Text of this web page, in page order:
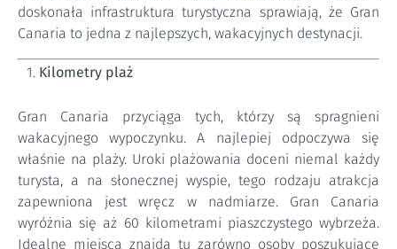
doskonała infrastruktura turystyczna sprawiają, że Gran
Canaria to jedna z najlepszych, wakacyjnych destynacji.
Kilometry plaż
Gran Canaria przyciąga tych, którzy są spragnieni
wakacyjnego wypoczynku. A najlepiej odpoczywa się
właśnie na plaży. Uroki plażowania doceni niemal każdy
turysta, a na słonecznej wyspie, tego rodzaju atrakcja
zapewniona jest wręcz w nadmiarze. Gran Canaria
wyróżnia się aż 60 kilometrami piaszczystego wybrzeża.
Idealne miejsca znajdą tu zarówno osoby poszukujące